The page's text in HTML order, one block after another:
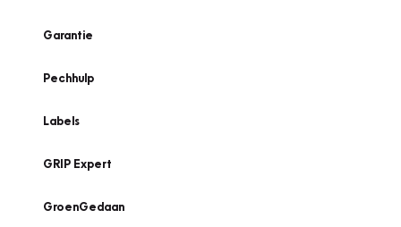
Garantie
Pechhulp
Labels
GRIP Expert
GroenGedaan